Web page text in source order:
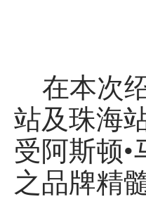
在本次
站及珠海
受阿斯顿
之品牌精